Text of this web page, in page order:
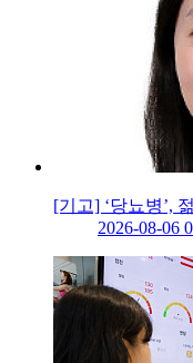
[기고] ‘당뇨병’,
2026-08-06